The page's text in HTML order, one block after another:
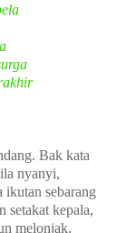
Bak kata
nyanyi,
ikutan sebarang
setakat kepala,
melonjak,